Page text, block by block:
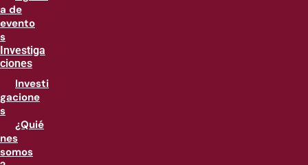
a de
evento
s
Investiga
ciones
Investi
gacione
s
¿Quié
nes
somos